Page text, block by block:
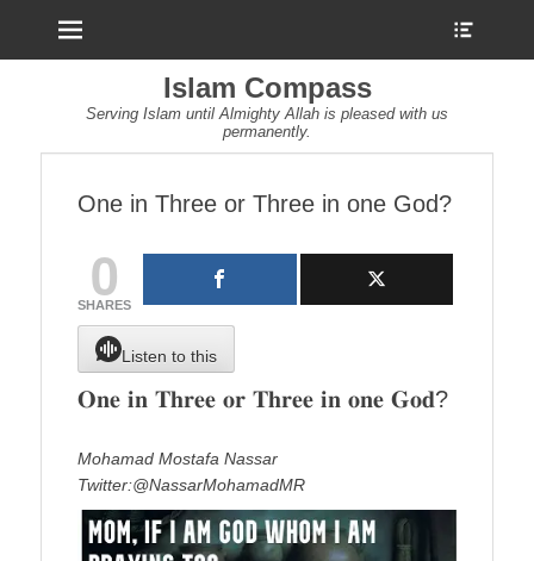
Islam Compass
Serving Islam until Almighty Allah is pleased with us
permanently.
One in Three or Three in one God?
0
SHARES
Listen to this
𝐎𝐧𝐞 𝐢𝐧 𝐓𝐡𝐫𝐞𝐞 𝐨𝐫 𝐓𝐡𝐫𝐞𝐞 𝐢𝐧 𝐨𝐧𝐞 𝐆𝐨𝐝?
Mohamad Mostafa Nassar
Twitter:@NassarMohamadMR